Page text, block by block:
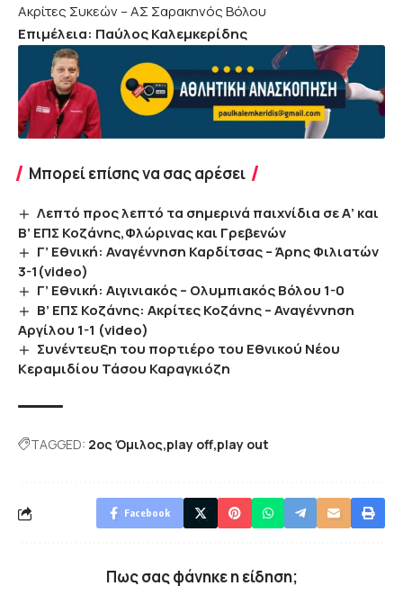
Ακρίτες Συκεών – ΑΣ Σαρακηνός Βόλου
Επιμέλεια: Παύλος Καλεμκερίδης
Μπορεί επίσης να σας αρέσει
Λεπτό προς λεπτό τα σημερινά παιχνίδια σε Α’ και
Β’ ΕΠΣ Κοζάνης,Φλώρινας και Γρεβενών
Γ’ Εθνική: Αναγέννηση Καρδίτσας – Άρης Φιλιατών
3-1(video)
Γ’ Εθνική: Αιγινιακός – Ολυμπιακός Βόλου 1-0
Β’ ΕΠΣ Κοζάνης: Ακρίτες Κοζάνης – Αναγέννηση
Αργίλου 1-1 (video)
Συνέντευξη του πορτιέρο του Εθνικού Νέου
Κεραμιδίου Τάσου Καραγκιόζη
TAGGED: 2ος Όμιλος play off play out
Facebook
Πως σας φάνηκε η είδηση;